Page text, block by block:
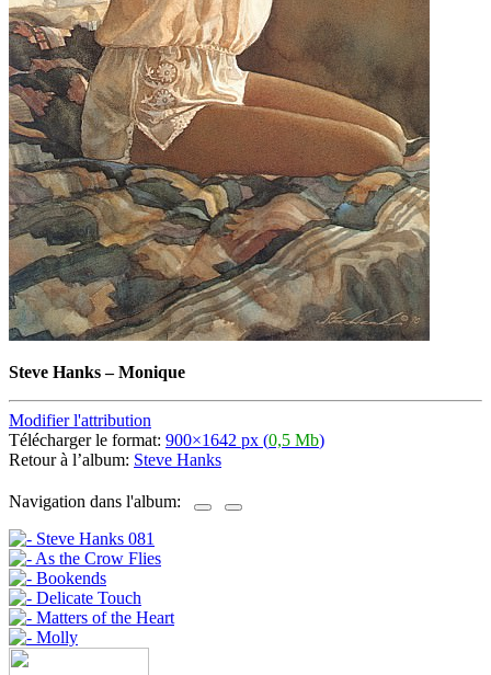
Steve Hanks–Monique
Modifier l'attribution
Télécharger le format: 900×1642 px (0,5 Mb)
Retour à l’album: Steve Hanks
Navigation dans l'album: